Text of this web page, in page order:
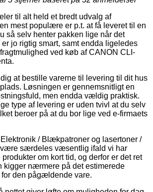
til alt held et bredt udvalg af
mest populære er p.t. at få leveret til en
så selv henter pakken lige når det
jo rigtig smart, samt endda ligeledes
ved køb af CANON CLI-
at bestille varerne til levering til dit hus
Løsningen er gennemsnitligt en
men endda vældig praktisk.
type af levering er uden tvivl at du selv
beroer på at du bor lige ved e-firmaets
/ Blækpatroner og lasertoner /
særdeles væsentlig ifald vi har
om kort tid, og derfor er det ret
kigger nærmere på det estimerede
for den pågældende vare.